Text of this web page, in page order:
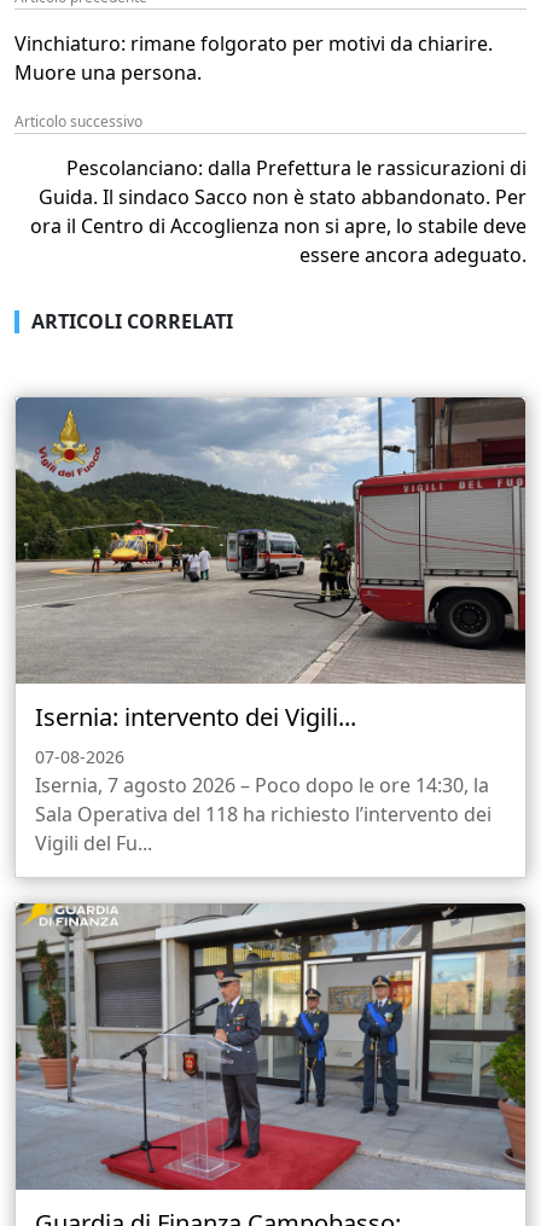
Vinchiaturo: rimane folgorato per motivi da chiarire.
Muore una persona.
Articolo successivo
Pescolanciano: dalla Prefettura le rassicurazioni di
Guida. Il sindaco Sacco non è stato abbandonato. Per
ora il Centro di Accoglienza non si apre, lo stabile deve
essere ancora adeguato.
ARTICOLI CORRELATI
Isernia: intervento dei Vigili...
07-08-2026
Isernia, 7 agosto 2026 – Poco dopo le ore 14:30, la
Sala Operativa del 118 ha richiesto l’intervento dei
Vigili del Fu...